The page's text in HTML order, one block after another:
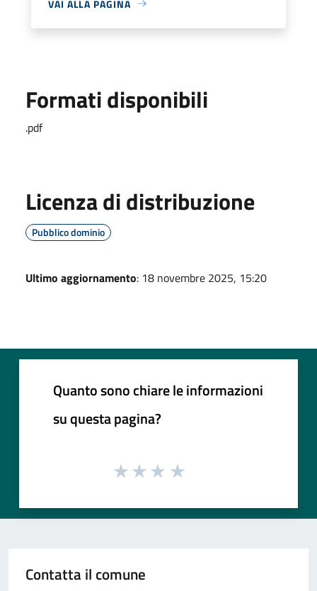
VAI ALLA PAGINA
Formati disponibili
.pdf
Licenza di distribuzione
Pubblico dominio
Ultimo aggiornamento: 18 novembre 2025, 15:20
Quanto sono chiare le informazioni
su questa pagina?
Contatta il comune